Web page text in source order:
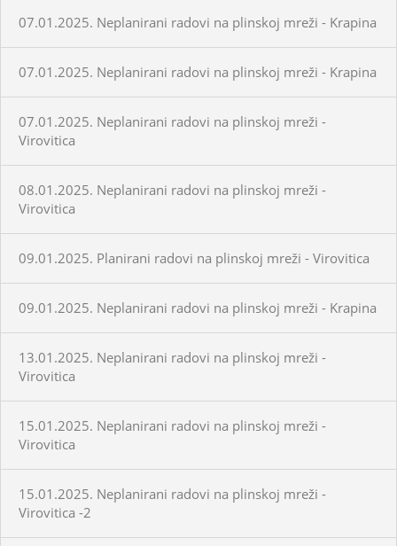
07.01.2025. Neplanirani radovi na plinskoj mreži - Krapina
07.01.2025. Neplanirani radovi na plinskoj mreži - Krapina
07.01.2025. Neplanirani radovi na plinskoj mreži -
Virovitica
08.01.2025. Neplanirani radovi na plinskoj mreži -
Virovitica
09.01.2025. Planirani radovi na plinskoj mreži - Virovitica
09.01.2025. Neplanirani radovi na plinskoj mreži - Krapina
13.01.2025. Neplanirani radovi na plinskoj mreži -
Virovitica
15.01.2025. Neplanirani radovi na plinskoj mreži -
Virovitica
15.01.2025. Neplanirani radovi na plinskoj mreži -
Virovitica -2